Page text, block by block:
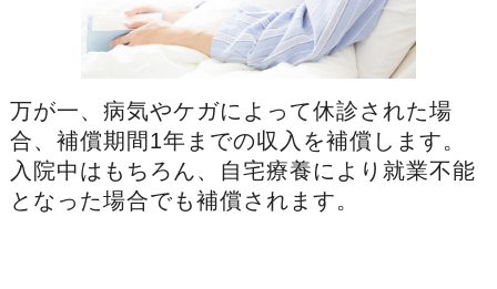
万が一、病気やケガによって休診された場
合、補償期間1年までの収入を補償します。
入院中はもちろん、自宅療養により就業不能
となった場合でも補償されます。